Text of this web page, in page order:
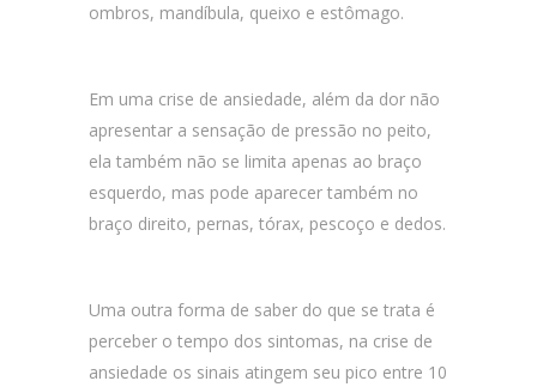
ombros, mandíbula, queixo e estômago.
Em uma crise de ansiedade, além da dor não
apresentar a sensação de pressão no peito,
ela também não se limita apenas ao braço
esquerdo, mas pode aparecer também no
braço direito, pernas, tórax, pescoço e dedos.
Uma outra forma de saber do que se trata é
perceber o tempo dos sintomas, na crise de
ansiedade os sinais atingem seu pico entre 10